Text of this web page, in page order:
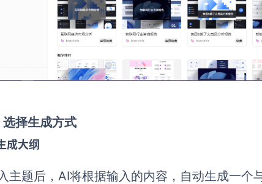
选择生成方式
成大纲
主题后，AI将根据输入的内容，自动生成一个